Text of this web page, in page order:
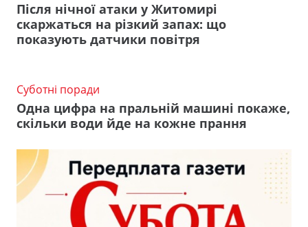
Після нічної атаки у Житомирі
скаржаться на різкий запах: що
показують датчики повітря
Суботні поради
Одна цифра на пральній машині покаже,
скільки води йде на кожне прання